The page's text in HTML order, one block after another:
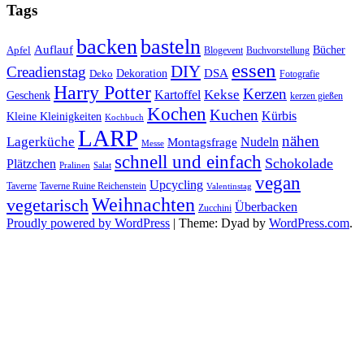
Tags
Apfel Auflauf backenbasteln Blogevent Buchvorstellung Bücher
Creadienstag Deko Dekoration DIY DSA essen Fotografie
Geschenk Harry Potter Kartoffel Kekse Kerzen kerzen gießen
Kleine Kleinigkeiten Kochbuch Kochen Kuchen Kürbis
Lagerküche LARP Messe Montagsfrage Nudeln nähen
Plätzchen Pralinen Salat schnell und einfach Schokolade
Taverne Taverne Ruine Reichenstein Upcycling Valentinstag vegan
vegetarischWeihnachten Zucchini Überbacken
Proudly powered by WordPress | Theme: Dyad by WordPress.com.